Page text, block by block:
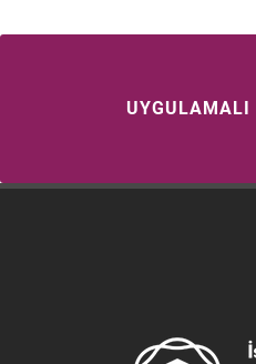
UYGULAMALI